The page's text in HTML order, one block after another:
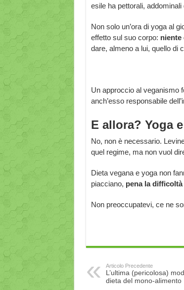
esile ha pettorali,
Non solo un’ora di yoga al
effetto sul suo corpo: niente
dare, almeno a lui, quello di
Un approccio al veganismo
anch’esso responsabile
E allora? Yoga
No, non è necessario.
quel regime, ma non vuol
Dieta vegana e yoga non
piacciano, pena la
Non preoccupatevi, ce ne
Articolo Precedente
L’ultima (pericolosa)
dieta del mono-alimento